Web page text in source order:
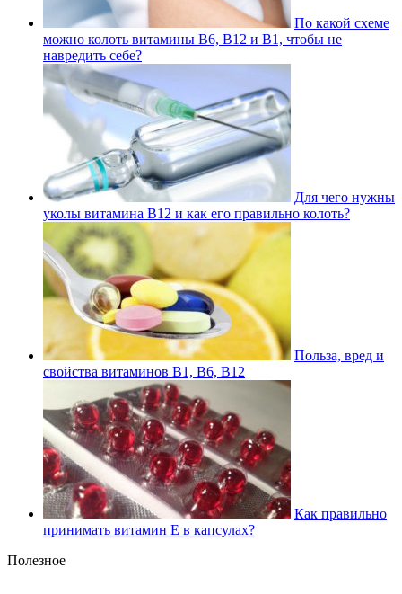
По какой схеме
можно колоть витамины В6, В12 и В1, чтобы не
навредить себе?
Для чего нужны
уколы витамина В12 и как его правильно колоть?
Польза, вред и
свойства витаминов В1, В6, В12
Как правильно
принимать витамин Е в капсулах?
Полезное